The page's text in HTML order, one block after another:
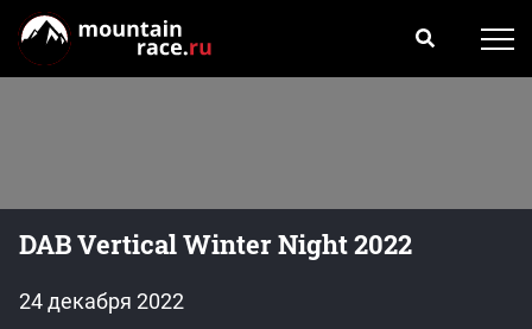
DAB Vertical Winter Night 2022
24 декабря 2022